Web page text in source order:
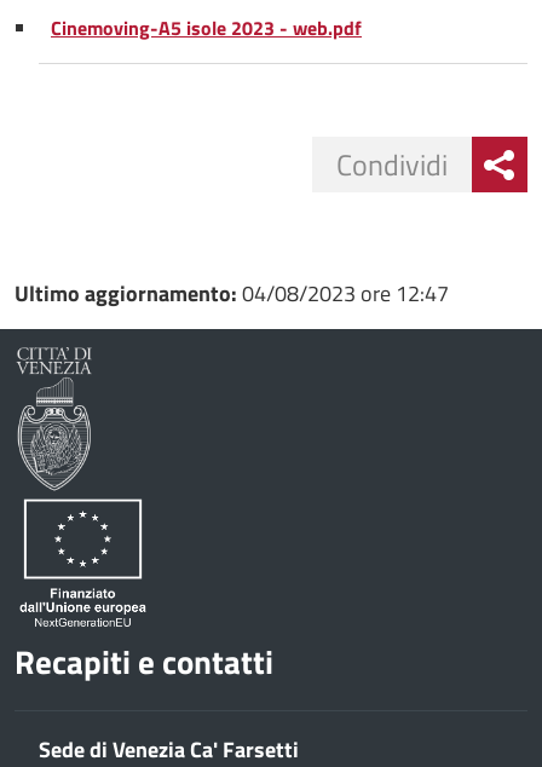
Cinemoving-A5 isole 2023 - web.pdf
su
Facebook
Condividi
su
Condividi
Condividi
Ultimo aggiornamento:04/08/2023 ore 12:47
Recapiti e contatti
Sede di Venezia Ca' Farsetti